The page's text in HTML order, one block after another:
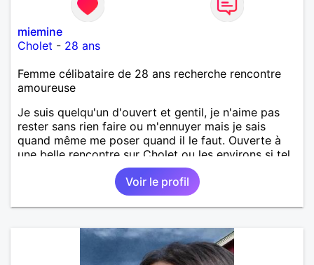
miemine
Cholet - 28 ans
Femme célibataire de 28 ans recherche rencontre
amoureuse
Je suis quelqu'un d'ouvert et gentil, je n'aime pas
rester sans rien faire ou m'ennuyer mais je sais
quand même me poser quand il le faut. Ouverte à
une belle rencontre sur Cholet ou les environs si tel
Voir le profil